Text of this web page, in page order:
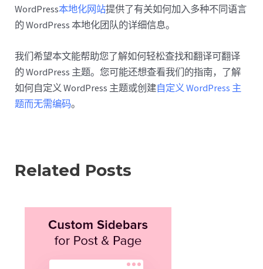
WordPress本地化网站提供了有关如何加入多种不同语言
的 WordPress 本地化团队的详细信息。
我们希望本文能帮助您了解如何轻松查找和翻译可翻译
的 WordPress 主题。您可能还想查看我们的指南，了解
如何自定义 WordPress 主题或创建自定义 WordPress 主
题而无需编码。
Related Posts